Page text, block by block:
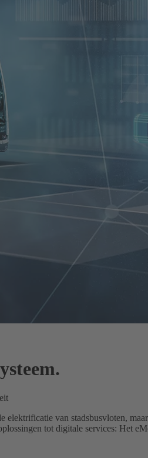
elektrificatie van stadsbusvloten,
tot digitale services: Het